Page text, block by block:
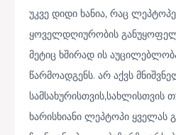
უკვე დიდი ხანია, რაც
ყოველდღიურობის
მეტიც ხშირად ის
წარმოადგენს. არ აქვს
სამსახურისთვის,სახლისთვის
ხარისხიანი ლეპტოპი ყველას